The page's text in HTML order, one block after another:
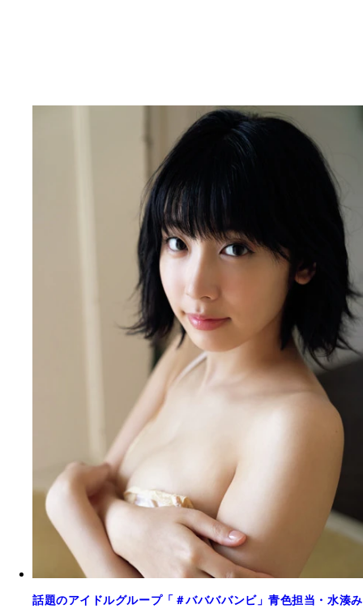
話題のアイドルグループ「＃ババババンビ」青色担当・水湊み